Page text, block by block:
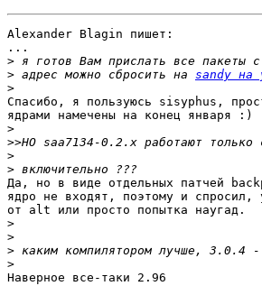
Alexander Blagin пишет:
...
>
> адрес можно сбросить на sandy
>
Спасибо, я пользуюсь sisyphus,
ядрами намечены на конец января :)
>
>>
>
>
Да, но в виде отдельных патчей
ядро не входят, поэтому и спросил,
от alt или просто попытка наугад.
>
>
>
>
Наверное все-таки 2.96